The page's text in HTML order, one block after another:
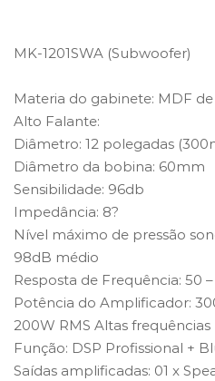
MK-1201SWA (Subwoofer)
Materia do gabinete: MDF
Alto Falante:
Diâmetro: 12 polegadas
Diâmetro da bobina: 60mm
Sensibilidade: 96db
Impedância: 8?
Nível máximo de pressão
98dB médio
Resposta de Frequência: 50
Potência do Amplificador:
200W RMS Altas frequências
Função: DSP Profissional +
Saídas amplificadas: 01 x